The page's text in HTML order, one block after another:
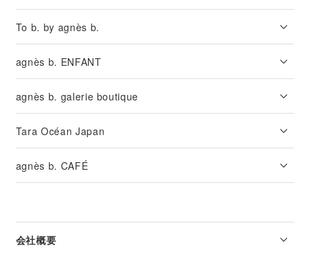
To b. by agnès b.
agnès b. ENFANT
agnès b. galerie boutique
Tara Océan Japan
agnès b. CAFÉ
会社概要